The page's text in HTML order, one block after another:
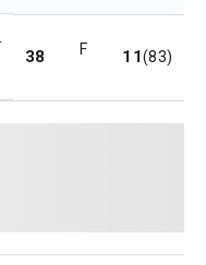
38 F 11(83)